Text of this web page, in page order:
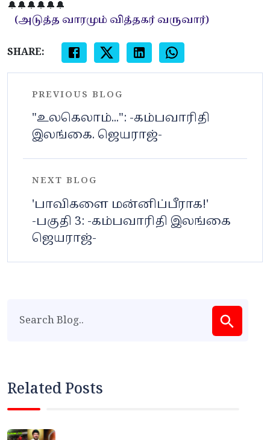
🔔🔔🔔🔔🔔🔔
(அடுத்த வாரமும் வித்தகர் வருவார்)
SHARE:
PREVIOUS BLOG
"உலகெலாம்...": -கம்பவாரிதி
இலங்கை. ஜெயராஜ்-
NEXT BLOG
'பாவிகளை மன்னிப்பீராக!'
-பகுதி 3: -கம்பவாரிதி இலங்கை
ஜெயராஜ்-
Related Posts